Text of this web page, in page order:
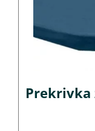
Prekrivka